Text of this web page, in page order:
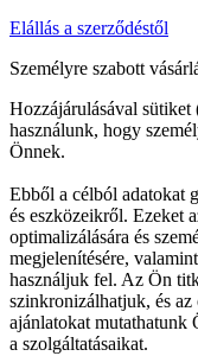
Elállás a szerződéstől
Személyre szabott
Hozzájárulásával sütiket
használunk, hogy
Önnek.
Ebből a célból adatokat
és eszközeikről. Ezeket
optimalizálására és
megjelenítésére,
használjuk fel. Az Ön
szinkronizálhatjuk, és
ajánlatokat mutathatunk
a szolgáltatásaikat.